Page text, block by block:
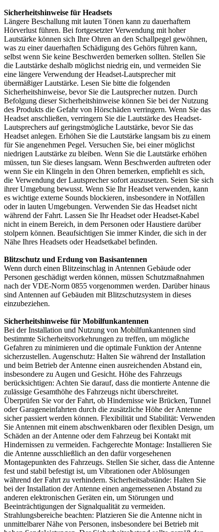
Sicherheitshinweise für Headsets
Längere Beschallung mit lauten Tönen kann zu dauerhaftem
Hörverlust führen. Bei fortgesetzter Verwendung mit hoher
Lautstärke können sich Ihre Ohren an den Schallpegel gewöhnen,
was zu einer dauerhaften Schädigung des Gehörs führen kann,
selbst wenn Sie keine Beschwerden bemerken sollten. Stellen Sie
die Lautstärke deshalb möglichst niedrig ein, und vermeiden Sie
eine längere Verwendung der Headset-Lautsprecher mit
übermäßiger Lautstärke. Lesen Sie bitte die folgenden
Sicherheitshinweise, bevor Sie die Lautsprecher nutzen. Durch
Befolgung dieser Sicherheitshinweise können Sie bei der Nutzung
des Produkts die Gefahr von Hörschäden verringern. Wenn Sie das
Headset anschließen, verringern Sie die Lautstärke des Headset-
Lautsprechers auf geringstmögliche Lautstärke, bevor Sie das
Headset anlegen. Erhöhen Sie die Lautstärke langsam bis zu einem
für Sie angenehmen Pegel. Versuchen Sie, bei einer möglichst
niedrigen Lautstärke zu bleiben. Wenn Sie die Lautstärke erhöhen
müssen, tun Sie dieses langsam. Wenn Beschwerden auftreten oder
wenn Sie ein Klingeln in den Ohren bemerken, empfiehlt es sich,
die Verwendung der Lautsprecher sofort auszusetzen. Seien Sie sich
ihrer Umgebung bewusst. Wenn Sie Ihr Headset verwenden, kann
es wichtige externe Sounds blockieren, insbesondere in Notfällen
oder in lauten Umgebungen. Verwenden Sie das Headset nicht
während der Fahrt. Lassen Sie Ihr Headset oder Headset-Kabel
nicht in einem Bereich, in dem Personen oder Haustiere darüber
stolpern können. Beaufsichtigen Sie immer Kinder, die sich in der
Nähe Ihres Headsets oder Headsetkabel befinden.
Blitzschutz und Erdung von Basisantennen
Wenn durch einen Blitzeinschlag in Antennen Gebäude oder
Personen geschädigt werden können, müssen Schutzmaßnahmen
nach der VDE-Norm 0855 vorgenommen werden. Darüber hinaus
sind Antennen auf Gebäuden mit Blitzschutzsystem in dieses
einzubeziehen.
Sicherheitshinweise für Mobilfunkantennen
Bei der Installation und Nutzung von Mobilfunkantennen sind
bestimmte Sicherheitsvorkehrungen zu treffen, um mögliche
Gefahren zu minimieren und die optimale Funktion der Antenne
sicherzustellen. Augenschutz: Halten Sie während der Installation
und beim Betrieb der Antenne einen ausreichenden Abstand ein,
insbesondere zu Augen und Gesicht. Höhe des Fahrzeugs
berücksichtigen: Achten Sie darauf, dass die montierte Antenne die
zulässige Gesamthöhe des Fahrzeugs nicht überschreitet.
Überprüfen Sie vor der Fahrt, ob Hindernisse wie Brücken, Tunnel
oder Garageneinfahrten durch die zusätzliche Höhe der Antenne
sicher passiert werden können. Flexibilität und Stabilität: Verwenden
Sie Antennen mit einem abschwenkbaren oder flexiblen Design, um
Schäden an der Antenne oder dem Fahrzeug bei Kontakt mit
Hindernissen zu vermeiden. Fachgerechte Montage: Installieren Sie
die Antenne ausschließlich an den dafür vorgesehenen
Montagepunkten des Fahrzeugs. Stellen Sie sicher, dass die Antenne
fest und stabil befestigt ist, um Vibrationen oder Ablösungen
während der Fahrt zu verhindern. Sicherheitsabstände: Halten Sie
bei der Installation der Antenne einen angemessenen Abstand zu
anderen elektronischen Geräten ein, um Störungen und
Beeinträchtigungen der Signalqualität zu vermeiden.
Strahlungsbereiche beachten: Platzieren Sie die Antenne nicht in
unmittelbarer Nähe von Personen, insbesondere bei Betrieb mit